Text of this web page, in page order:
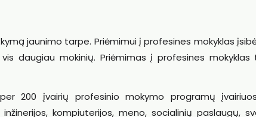
jaunimo tarpe. Priėmimui į profesines mokyklas
daugiau mokinių. Priėmimas į profesines mokyklas
200 įvairių profesinio mokymo programų
kompiuterijos, meno, socialinių paslaugų,